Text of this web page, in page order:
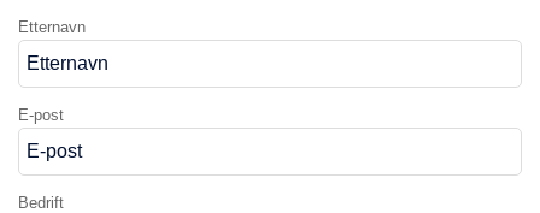
Etternavn
E-post
Bedrift